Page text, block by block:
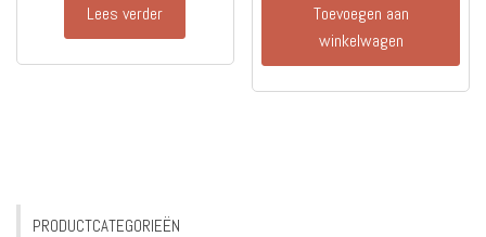
Lees verder
Toevoegen aan
winkelwagen
PRODUCTCATEGORIEËN